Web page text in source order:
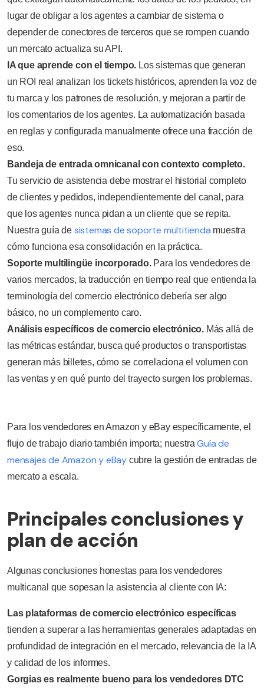
lugar de obligar a los agentes a cambiar de sistema o
depender de conectores de terceros que se rompen cuando
un mercato actualiza su API.
IA que aprende con el tiempo. Los sistemas que generan
un ROI real analizan los tickets históricos, aprenden la voz de
tu marca y los patrones de resolución, y mejoran a partir de
los comentarios de los agentes. La automatización basada
en reglas y configurada manualmente ofrece una fracción de
eso.
Bandeja de entrada omnicanal con contexto completo.
Tu servicio de asistencia debe mostrar el historial completo
de clientes y pedidos, independientemente del canal, para
que los agentes nunca pidan a un cliente que se repita.
Nuestra guía de sistemas de soporte multitienda muestra
cómo funciona esa consolidación en la práctica.
Soporte multilingüe incorporado.Para los vendedores de
varios mercados, la traducción en tiempo real que entienda la
terminología del comercio electrónico debería ser algo
básico, no un complemento caro.
Análisis específicos de comercio electrónico. Más allá de
las métricas estándar, busca qué productos o transportistas
generan más billetes, cómo se correlaciona el volumen con
las ventas y en qué punto del trayecto surgen los problemas.
Para los vendedores en Amazon y eBay específicamente, el
flujo de trabajo diario también importa; nuestraGuía de
mensajes de Amazon y eBay cubre la gestión de entradas de
mercato a escala.
Principales conclusiones y
plan de acción
Algunas conclusiones honestas para los vendedores
multicanal que sopesan la asistencia al cliente con IA:
Las plataformas de comercio electrónico específicas
tienden a superar a las herramientas generales adaptadas en
profundidad de integración en el mercado, relevancia de la IA
y calidad de los informes.
Gorgias es realmente bueno para los vendedores DTC